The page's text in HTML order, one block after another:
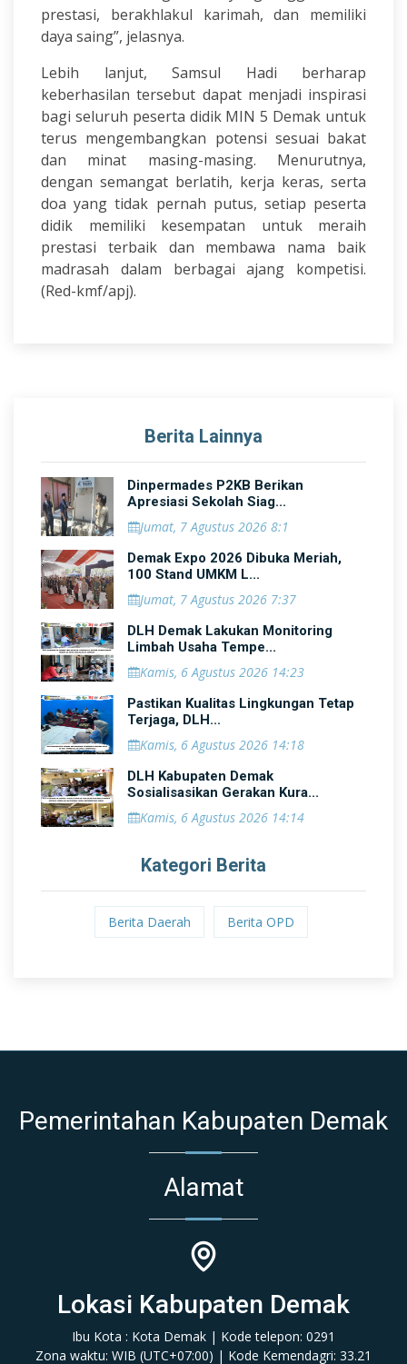
prestasi, berakhlakul karimah, dan memiliki
daya saing”, jelasnya.
Lebih lanjut, Samsul Hadi berharap
keberhasilan tersebut dapat menjadi inspirasi
bagi seluruh peserta didik MIN 5 Demak untuk
terus mengembangkan potensi sesuai bakat
dan minat masing-masing. Menurutnya,
dengan semangat berlatih, kerja keras, serta
doa yang tidak pernah putus, setiap peserta
didik memiliki kesempatan untuk meraih
prestasi terbaik dan membawa nama baik
madrasah dalam berbagai ajang kompetisi.
(Red-kmf/apj).
Berita Lainnya
Dinpermades P2KB Berikan
Apresiasi Sekolah Siag...
Jumat, 7 Agustus 2026 8:1
Demak Expo 2026 Dibuka Meriah,
100 Stand UMKM L...
Jumat, 7 Agustus 2026 7:37
DLH Demak Lakukan Monitoring
Limbah Usaha Tempe...
Kamis, 6 Agustus 2026 14:23
Pastikan Kualitas Lingkungan Tetap
Terjaga, DLH...
Kamis, 6 Agustus 2026 14:18
DLH Kabupaten Demak
Sosialisasikan Gerakan Kura...
Kamis, 6 Agustus 2026 14:14
Kategori Berita
Berita Daerah Berita OPD
Pemerintahan Kabupaten Demak
Alamat
Lokasi Kabupaten Demak
Ibu Kota : Kota Demak | Kode telepon: 0291
Zona waktu: WIB (‎UTC+07:00‎)‎ | Kode Kemendagri: 33.21